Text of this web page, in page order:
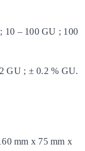
10 – 100 GU ; 100
GU ; ± 0.2 % GU.
mm x 75 mm x